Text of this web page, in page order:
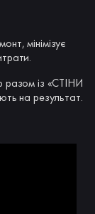
мінімізує
разом із «СТІНИ
на результат.